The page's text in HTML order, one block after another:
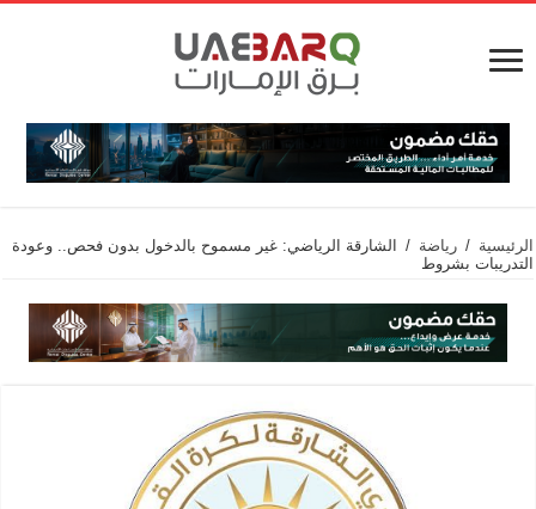
الرئيسية / رياضة /
الشارقة الرياضي: غير مسموح بالدخول بدون فحص.. وعودة
التدريبات بشروط